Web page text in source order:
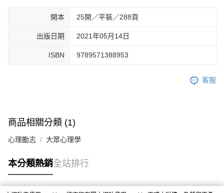
開本 25開／平裝／288頁
出版日期 2021年05月14日
ISBN 9789571388953
客服
商品相關分類 (1)
心理勵志 大眾心理學
本分類熱銷全站排行